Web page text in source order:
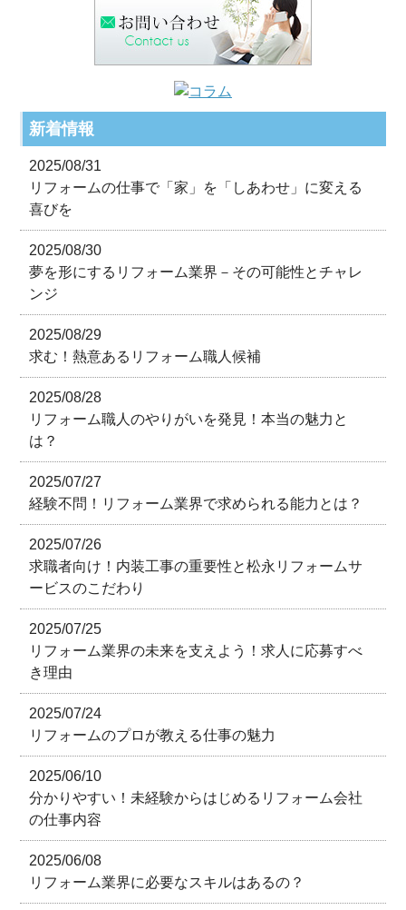
新着情報
2025/08/31
リフォームの仕事で「家」を「しあわせ」に変える
喜びを
2025/08/30
夢を形にするリフォーム業界－その可能性とチャレ
ンジ
2025/08/29
求む！熱意あるリフォーム職人候補
2025/08/28
リフォーム職人のやりがいを発見！本当の魅力と
は？
2025/07/27
経験不問！リフォーム業界で求められる能力とは？
2025/07/26
求職者向け！内装工事の重要性と松永リフォームサ
ービスのこだわり
2025/07/25
リフォーム業界の未来を支えよう！求人に応募すべ
き理由
2025/07/24
リフォームのプロが教える仕事の魅力
2025/06/10
分かりやすい！未経験からはじめるリフォーム会社
の仕事内容
2025/06/08
リフォーム業界に必要なスキルはあるの？